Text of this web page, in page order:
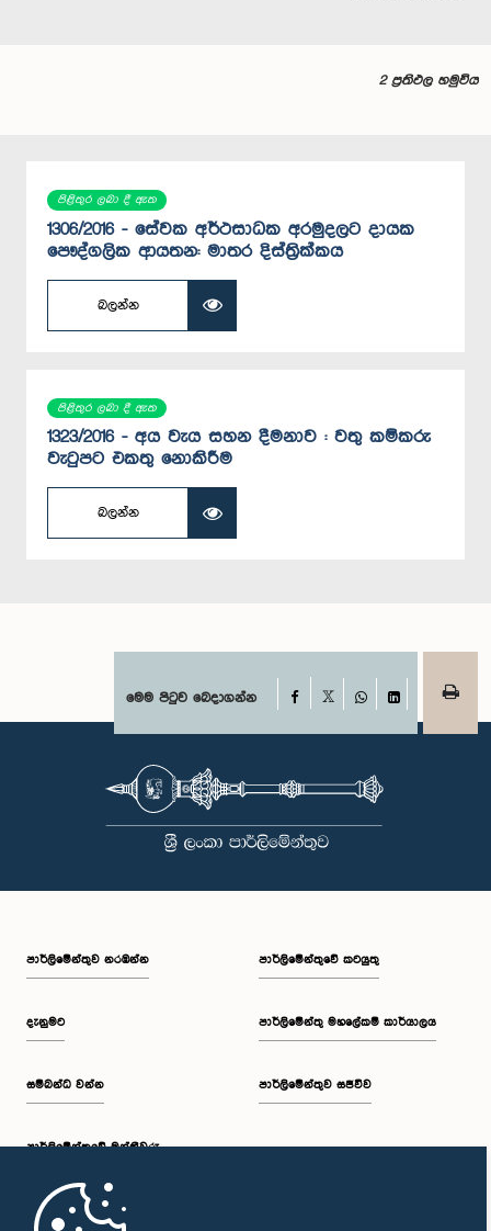
2 ප්‍රතිඵල හමුවිය
පිළිතුර ලබා දී ඇත
1306/2016 - සේවක අර්ථසාධක අරමුදලට දායක
පෞද්ගලික ආයතන: මාතර දිස්ත්‍රික්කය
බලන්න
පිළිතුර ලබා දී ඇත
1323/2016 - අය වැය සහන දීමනාව : වතු කම්කරු
වැටුපට එකතු නොකිරීම
බලන්න
මෙම පිටුව බෙදාගන්න Facebook
පාර්ලි‌මේන්තුව නරඹන්න
දැනුමට
සම්බන්ධ වන්න
පාර්ලි‌මේන්තුවේ මන්ත්‍රීවරු
මුල් පිටුව
පාර්ලිමේන්තුවේ කටයුතු
පාර්ලිමේන්තු මහලේකම් කාර්යාලය
පාර්ලිමේන්තුව සජීවීව